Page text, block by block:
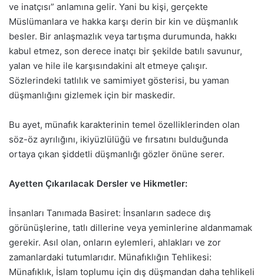
ve inatçısı” anlamına gelir. Yani bu kişi, gerçekte
Müslümanlara ve hakka karşı derin bir kin ve düşmanlık
besler. Bir anlaşmazlık veya tartışma durumunda, hakkı
kabul etmez, son derece inatçı bir şekilde batılı savunur,
yalan ve hile ile karşısındakini alt etmeye çalışır.
Sözlerindeki tatlılık ve samimiyet gösterisi, bu yaman
düşmanlığını gizlemek için bir maskedir.
Bu ayet, münafık karakterinin temel özelliklerinden olan
söz-öz ayrılığını, ikiyüzlülüğü ve fırsatını bulduğunda
ortaya çıkan şiddetli düşmanlığı gözler önüne serer.
Ayetten Çıkarılacak Dersler ve Hikmetler:
İnsanları Tanımada Basiret: İnsanların sadece dış
görünüşlerine, tatlı dillerine veya yeminlerine aldanmamak
gerekir. Asıl olan, onların eylemleri, ahlakları ve zor
zamanlardaki tutumlarıdır. Münafıklığın Tehlikesi:
Münafıklık, İslam toplumu için dış düşmandan daha tehlikeli